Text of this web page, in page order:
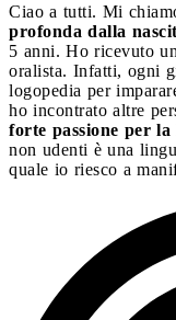
Ciao a tutti. Mi
profonda dalla
5 anni. Ho ricevuto
oralista. Infatti, ogni
logopedia per
ho incontrato altre
forte passione per
non udenti è una
quale io riesco a